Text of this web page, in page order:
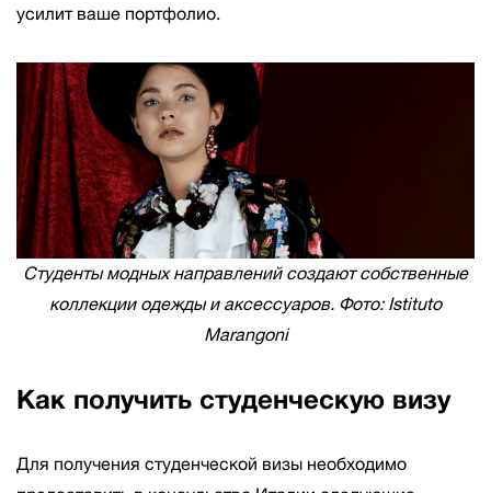
усилит ваше портфолио.
Студенты модных направлений создают собственные
коллекции одежды и аксессуаров. Фото: Istituto
Marangoni
Как получить студенческую визу
Для получения студенческой визы необходимо